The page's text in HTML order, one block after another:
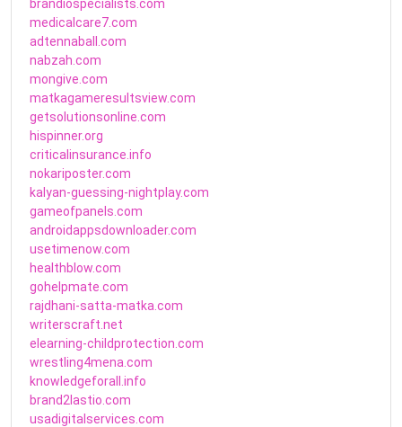
brandiospecialists.com
medicalcare7.com
adtennaball.com
nabzah.com
mongive.com
matkagameresultsview.com
getsolutionsonline.com
hispinner.org
criticalinsurance.info
nokariposter.com
kalyan-guessing-nightplay.com
gameofpanels.com
androidappsdownloader.com
usetimenow.com
healthblow.com
gohelpmate.com
rajdhani-satta-matka.com
writerscraft.net
elearning-childprotection.com
wrestling4mena.com
knowledgeforall.info
brand2lastio.com
usadigitalservices.com